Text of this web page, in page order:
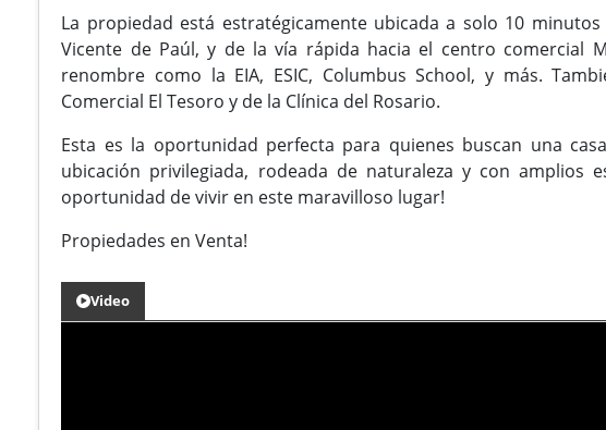
La propiedad está estratégicamente ubicada a solo 10
Vicente de Paúl, y de la vía rápida hacia el centro comercial
renombre como la EIA, ESIC, Columbus School, y más.
Comercial El Tesoro y de la Clínica del Rosario.
Esta es la oportunidad perfecta para quienes buscan una
ubicación privilegiada, rodeada de naturaleza y con amplios
oportunidad de vivir en este maravilloso lugar!
Propiedades en Venta!
Video